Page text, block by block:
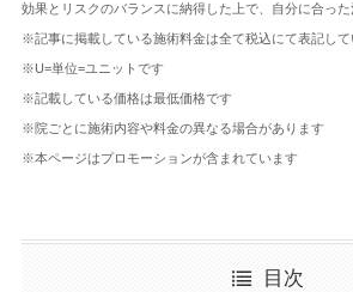
効果とリスクのバランスに納得した上で、自分に合った
※記事に掲載している施術料金は全て税込にて表記して
※U=単位=ユニットです
※記載している価格は最低価格です
※院ごとに施術内容や料金の異なる場合があります
※本ページはプロモーションが含まれています
目次